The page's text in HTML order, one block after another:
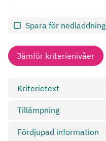
Spara för nedladdning
Jämför kriterienivåer
Kriterietext
Tillämpning
Fördjupad information